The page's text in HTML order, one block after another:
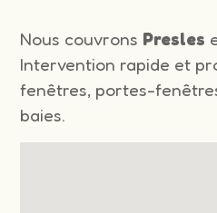
Nous couvrons Presles
Intervention rapide et
fenêtres, portes-
baies.